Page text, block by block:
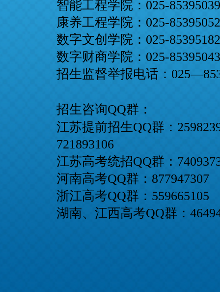
智能工程学院：025-85395039
康养工程学院：025-85395052
数字文创学院：025-85395182
数字财商学院：025-85395043
招生监督举报电话：
招生咨询QQ群：
江苏提前招生QQ群：
721893106
江苏高考统招QQ群：
河南高考QQ群：
浙江高考QQ群：
湖南、江西高考QQ群：